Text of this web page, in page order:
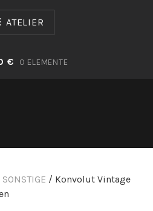
ATELIER
€ 0 ELEMENTE
SONSTIGE / Konvolut Vintage